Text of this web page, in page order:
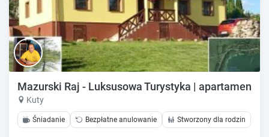
Mazurski Raj - Luksusowa Turystyka | apartamenty
Kuty
Śniadanie Bezpłatne anulowanie Stworzony dla rodzin